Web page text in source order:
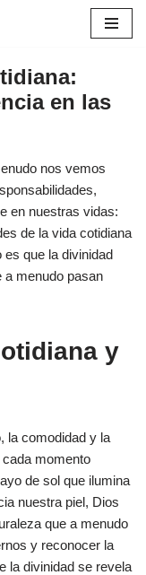
en las
nos vemos
en nuestras vidas:
de la vida cotidiana
es que la divinidad
a menudo pasan
y
la comodidad y la
momento
de sol que ilumina
nuestra piel, Dios
que a menudo
y reconocer la
la divinidad se revela